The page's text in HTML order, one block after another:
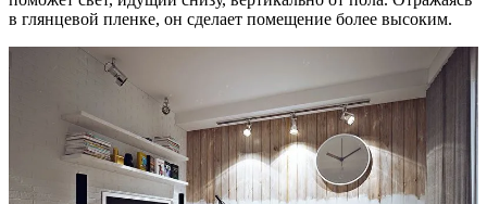
в глянцевой пленке, он сделает помещение более высоким.